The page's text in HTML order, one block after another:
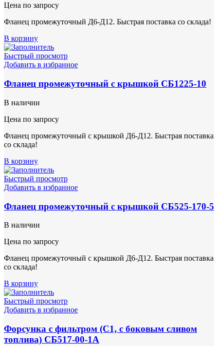
Цена по запросу
Фланец промежуточный Д6-Д12. Быстрая поставка со склада!
В корзину
Быстрый просмотр
Добавить в избранное
Фланец промежуточный с крышкой СБ1225-10
В наличии
Цена по запросу
Фланец промежуточный с крышкой Д6-Д12. Быстрая поставка
со склада!
В корзину
Быстрый просмотр
Добавить в избранное
Фланец промежуточный с крышкой СБ525-170-5
В наличии
Цена по запросу
Фланец промежуточный с крышкой Д6-Д12. Быстрая поставка
со склада!
В корзину
Быстрый просмотр
Добавить в избранное
Форсунка с фильтром (С1, с боковым сливом
топлива) СБ517-00-1А